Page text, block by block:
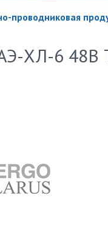
проводниковая
ХЛ-6 48В